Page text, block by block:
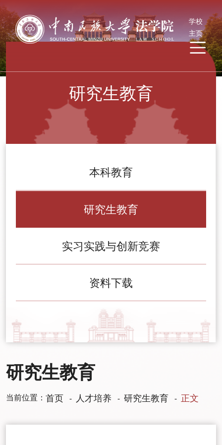
学校
主页
研究生教育
本科教育
研究生教育
实习实践与创新竞赛
资料下载
研究生教育
当前位置： 首页 - 人才培养 - 研究生教育 - 正文